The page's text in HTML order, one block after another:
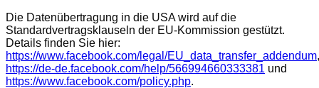
Die Datenübertragung in die USA wird auf die
Standardvertragsklauseln der EU-Kommission gestützt.
Details finden Sie hier:
https://www.facebook.com/legal/EU_data_transfer_addendum,
https://de-de.facebook.com/help/566994660333381 und
https://www.facebook.com/policy.php.